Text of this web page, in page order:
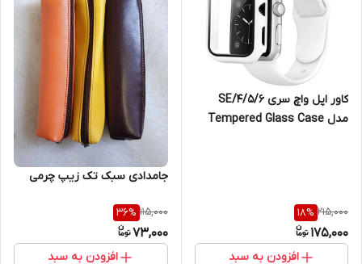
کاور اپل واچ سری 4/5/6/SE
مدل Tempered Glass Case
215,000
18%
175,000
افزودن به سبد
جامدادی سبک تک زیپ چرمی
115,000
36%
73,000
افزودن به سبد